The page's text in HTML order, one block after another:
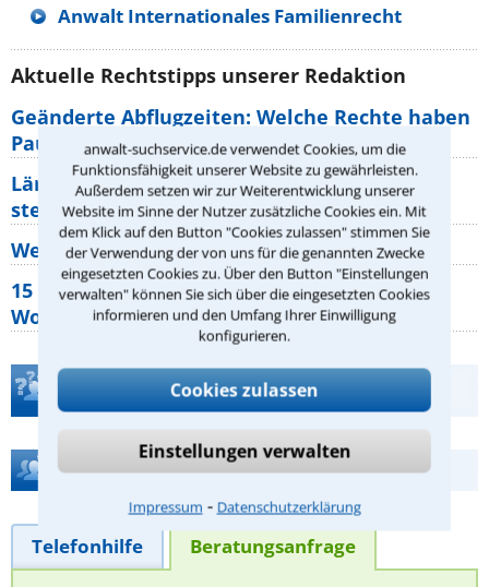
anwalt-suchservice.de verwendet Cookies, um die
Funktionsfähigkeit unserer Website zu gewährleisten.
Außerdem setzen wir zur Weiterentwicklung unserer
Website im Sinne der Nutzer zusätzliche Cookies ein. Mit
dem Klick auf den Button "Cookies zulassen" stimmen Sie
der Verwendung der von uns für die genannten Zwecke
eingesetzten Cookies zu. Über den Button "Einstellungen
verwalten" können Sie sich über die eingesetzten Cookies
informieren und den Umfang Ihrer Einwilligung
konfigurieren.
Cookies zulassen
Einstellungen verwalten
Impressum ⁃ Datenschutzerklärung
Anwalt Internationales Familienrecht
Aktuelle Rechtstipps unserer Redaktion
Geänderte Abflugzeiten: Welche Rechte haben
Pauschalurlauber?
Lärm von den Nachbarn: Welche Rechte
stehen mir zu?
Wer muss Zweitwohnungssteuer zahlen?
15 elementare Rechte, die jeder
Wohnungseigentümer kennen sollte
Teste Dein Rechtswissen
Hilfe bei Ihrer Anwaltsuche?
Telefonhilfe Beratungsanfrage